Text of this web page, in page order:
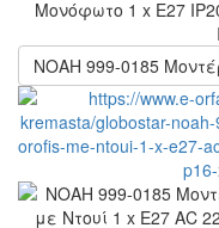
Μονόφωτο 1 x E27
NOAH 999-0185